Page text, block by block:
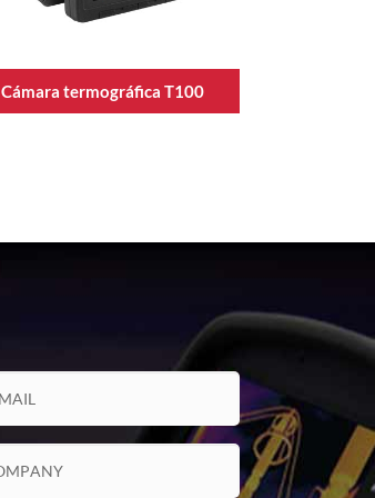
Cámara termográfica T100